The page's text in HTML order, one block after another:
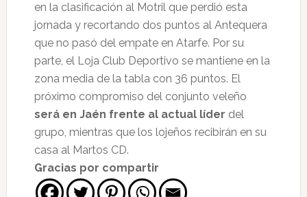
en la clasificación al Motril que perdió esta
jornada y recortando dos puntos al Antequera
que no pasó del empate en Atarfe. Por su
parte, el Loja Club Deportivo se mantiene en la
zona media de la tabla con 36 puntos. El
próximo compromiso del conjunto veleño
será en Jaén frente al actual líder del
grupo, mientras que los lojeños recibirán en su
casa al Martos CD.
Gracias por compartir